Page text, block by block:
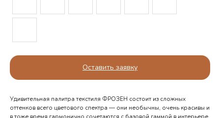
Оставить заявку
Удивительная палитра текстиля ФРОЗЕН состоит из сложных
оттенков всего цветового спектра — они необычны, очень красивы и